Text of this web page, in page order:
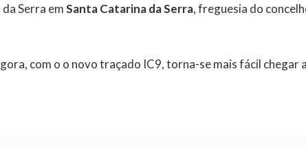
Serra emSanta Catarina da Serra, freguesia do
com o o novo traçado IC9, torna-se mais fácil chegar